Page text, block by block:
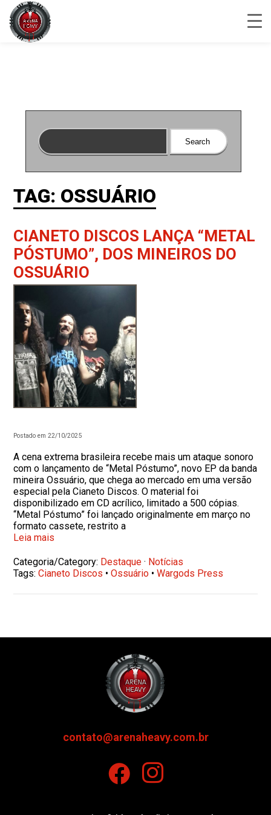
TAG: OSSUÁRIO
CIANETO DISCOS LANÇA “METAL
PÓSTUMO”, DOS MINEIROS DO
OSSUÁRIO
Postado em 22/10/2025
A cena extrema brasileira recebe mais um ataque sonoro
com o lançamento de “Metal Póstumo”, novo EP da banda
mineira Ossuário, que chega ao mercado em uma versão
especial pela Cianeto Discos. O material foi
disponibilizado em CD acrílico, limitado a 500 cópias.
“Metal Póstumo” foi lançado originalmente em março no
formato cassete, restrito a
Leia mais
Categoria/Category: Destaque · Notícias
Tags:Cianeto Discos •Ossuário •Wargods Press
contato@arenaheavy.com.br